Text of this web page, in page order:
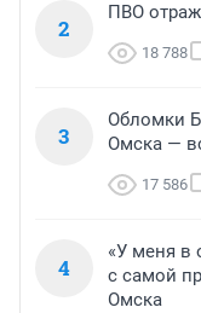
2
ПВО
18 788
3
Обломки
Омска —
17 586
4
«У меня в
с самой
Омска